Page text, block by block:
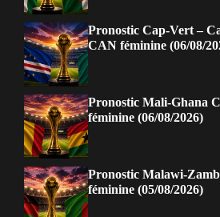
Pronostic Cap-Vert –
CAN féminine (06/08/
Pronostic Mali-Ghana
féminine (06/08/2026)
Pronostic Malawi-
féminine (05/08/2026)